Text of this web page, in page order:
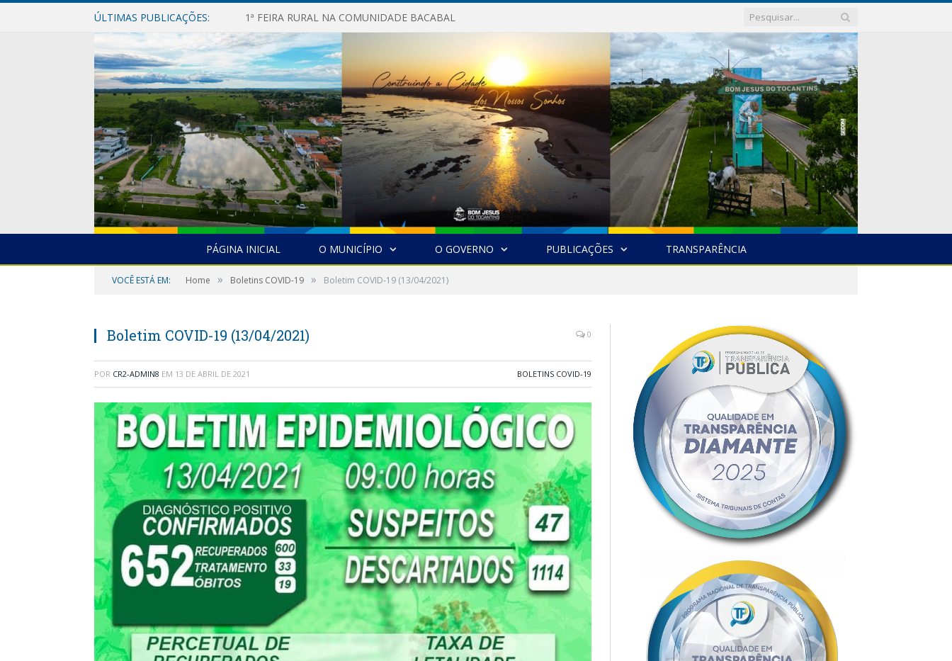
ÚLTIMAS PUBLICAÇÕES: 1ª FEIRA RURAL NA COMUNIDADE BACABAL
PÁGINA INICIAL O MUNICÍPIO O GOVERNO PUBLICAÇÕES TRANSPARÊNCIA
VOCÊ ESTÁ EM: Home » Boletins COVID-19 » Boletim COVID-19 (13/04/2021)
Boletim COVID-19 (13/04/2021) 0
POR CR2-ADMIN8 EM 13 DE ABRIL DE 2021 BOLETINS COVID-19